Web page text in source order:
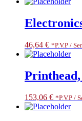
46,64 € *P.V.P /
153,06 € *P.V.P /